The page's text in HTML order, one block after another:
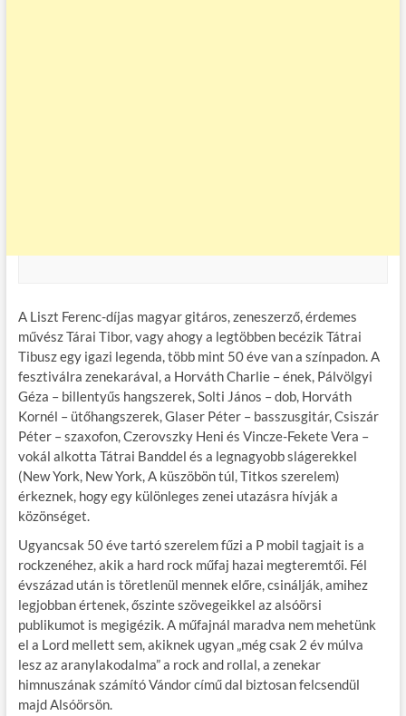
A Liszt Ferenc-díjas magyar gitáros, zeneszerző, érdemes
művész Tárai Tibor, vagy ahogy a legtöbben becézik Tátrai
Tibusz egy igazi legenda, több mint 50 éve van a színpadon. A
fesztiválra zenekarával, a Horváth Charlie – ének, Pálvölgyi
Géza – billentyűs hangszerek, Solti János – dob, Horváth
Kornél – ütőhangszerek, Glaser Péter – basszusgitár, Csiszár
Péter – szaxofon, Czerovszky Heni és Vincze-Fekete Vera –
vokál alkotta Tátrai Banddel és a legnagyobb slágerekkel
(New York, New York, A küszöbön túl, Titkos szerelem)
érkeznek, hogy egy különleges zenei utazásra hívják a
közönséget.
Ugyancsak 50 éve tartó szerelem fűzi a P mobil tagjait is a
rockzenéhez, akik a hard rock műfaj hazai megteremtői. Fél
évszázad után is töretlenül mennek előre, csinálják, amihez
legjobban értenek, őszinte szövegeikkel az alsóörsi
publikumot is megigézik. A műfajnál maradva nem mehetünk
el a Lord mellett sem, akiknek ugyan „még csak 2 év múlva
lesz az aranylakodalma” a rock and rollal, a zenekar
himnuszának számító Vándor című dal biztosan felcsendül
majd Alsóörsön.